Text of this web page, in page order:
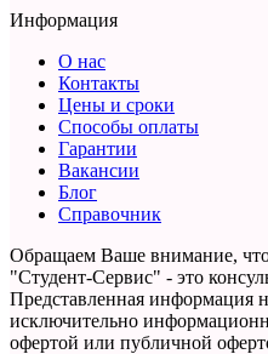
Информация
О нас
Контакты
Цены и сроки
Способы оплаты
Гарантии
Вакансии
Блог
Справочник
Обращаем Ваше внимание,
"Студент-Сервис" - это
Представленная информация
исключительно
офертой или публичной